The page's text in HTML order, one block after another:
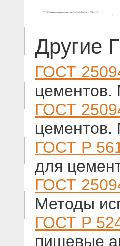
Другие
ГОСТ
цементов.
ГОСТ
цементов.
ГОСТ Р
для
ГОСТ
Методы
ГОСТ Р
пищевые